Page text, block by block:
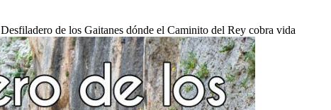
Desfiladero de los Gaitanes dónde el Caminito del Rey cobra vida